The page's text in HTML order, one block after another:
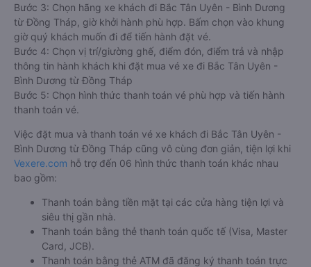
Bước 3: Chọn hãng xe khách đi Bắc Tân Uyên - Bình Dương
từ Đồng Tháp, giờ khởi hành phù hợp. Bấm chọn vào khung
giờ quý khách muốn đi để tiến hành đặt vé.
Bước 4: Chọn vị trí/giường ghế, điểm đón, điểm trả và nhập
thông tin hành khách khi đặt mua vé xe đi Bắc Tân Uyên -
Bình Dương từ Đồng Tháp
Bước 5: Chọn hình thức thanh toán vé phù hợp và tiến hành
thanh toán vé.
Việc đặt mua và thanh toán vé xe khách đi Bắc Tân Uyên -
Bình Dương từ Đồng Tháp cũng vô cùng đơn giản, tiện lợi khi
Vexere.com hỗ trợ đến 06 hình thức thanh toán khác nhau
bao gồm:
Thanh toán bằng tiền mặt tại các cửa hàng tiện lợi và
siêu thị gần nhà.
Thanh toán bằng thẻ thanh toán quốc tế (Visa, Master
Card, JCB).
Thanh toán bằng thẻ ATM đã đăng ký thanh toán trực